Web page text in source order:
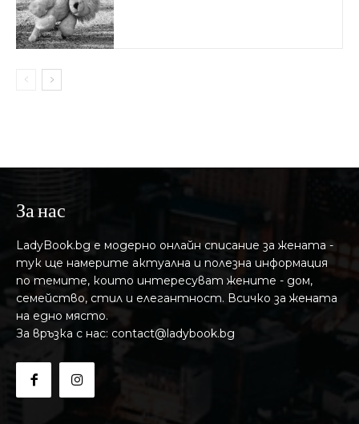
За нас
LadyBook.bg е модерно онлайн списание за жената -
тук ще намерите актуална и полезна информация
по темите, които интересуват жените - дом,
семейство, стил и елегантност. Всичко за жената
на едно място.
За връзка с нас: contact@ladybook.bg